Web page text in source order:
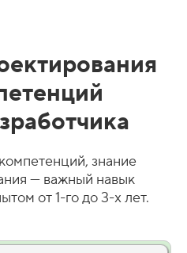
знание
— важный навык
от 1-го до 3-х лет.